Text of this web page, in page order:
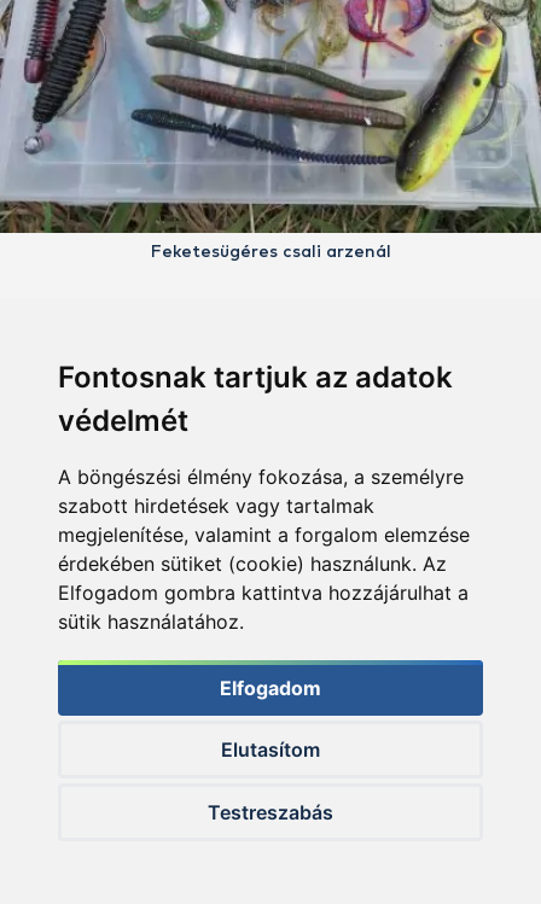
Fontosnak tartjuk az adatok
védelmét
A böngészési élmény fokozása, a személyre
szabott hirdetések vagy tartalmak
megjelenítése, valamint a forgalom elemzése
érdekében sütiket (cookie) használunk. Az
Elfogadom gombra kattintva hozzájárulhat a
sütik használatához.
Elfogadom
Elutasítom
Testreszabás
Feketesügéres csali arzenál
Csalinak leginkább plasztikokat használtunk.